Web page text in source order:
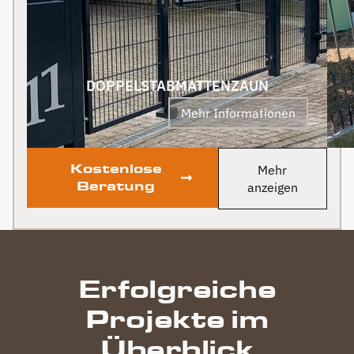
Klare Empfehlung von
uns! PS Nach
Fertigstellung, gab es
zum Dank und Abschied
sogar noch ein Paket mit
leckerem Honig. Danke
auch dafür!
DOPPELSTABMATTENZAUN
Mehr Informationen
Kostenlose
Beratung
Mehr
anzeigen
Erfolgreiche
Projekte im